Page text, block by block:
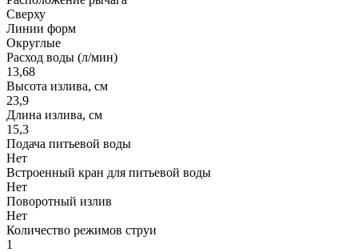
Сверху
Линии форм
Округлые
Расход воды (л/мин)
13,68
Высота излива, см
23,9
Длина излива, см
15,3
Подача питьевой воды
Нет
Встроенный кран для питьевой воды
Нет
Поворотный излив
Нет
Количество режимов струи
1